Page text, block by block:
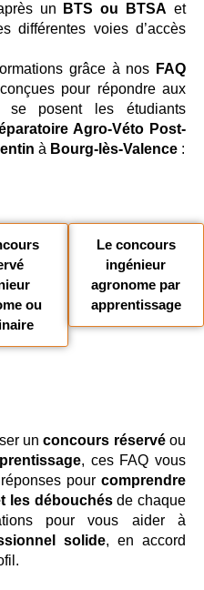
un BTS ou BTSA et
différentes voies d’accès
grâce à nos FAQ
pour répondre aux
se posent les étudiants
Agro-Véto Post-
à Bourg-lès-Valence :
ou
Le concours
ingénieur
agronome par
apprentissage
unconcours réservé ou
, ces FAQ vous
pour comprendre
les débouchésde chaque
pour vous aider à
solide, en accord